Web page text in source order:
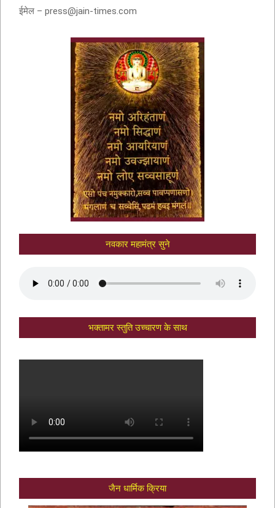
नवकार मंत्र में णमो अरिहंताणं
लोगों को योग प्रशिक्षण
ईमेल – press@jain-times.com
नवकार महामंत्र सुने
भक्तामर स्तुति उच्चारण के साथ
जैन धार्मिक क्रिया